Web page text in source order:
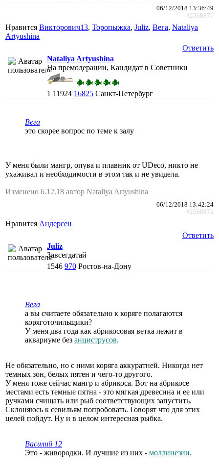
06/12/2018 13:36:49
#2568871
Нравится Викторович13, Торопыжка, Juliz, Вега, Nataliya
Artyushina
Ответить
Nataliya Artyushina
На премодерации, Кандидат в Советники
1 11924 16825 Санкт-Петербург
Вега
это скорее вопрос по теме к залу
У меня были мангр, опува и плавник от UDeco, никто не
ухаживал и необходимости в этом так и не увидела.
Изменено 6.12.18 автор Nataliya Artyushina
06/12/2018 13:42:24
#2568872
Нравится Андерсен
Ответить
Juliz
Завсегдатай
1546 970 Ростов-на-Дону
Вега
а вы считаете обязательно к коряге полагаются
коряготочильщики?
У меня два года как абрикосовая ветка лежит в
аквариуме без анциструсов.
Не обязательно, но с ними коряга аккуратней. Никогда нет
темных зон, белых пятен и чего-то другого.
У меня тоже сейчас мангр и абрикоса. Вот на абрикосе
местами есть темные пятна - это мягкая древесина и ее или
ручками счищать или рыб соответствующих запустить.
Склоняюсь к севильям попробовать. Говорят что для этих
целей пойдут. Ну и в целом интересная рыбка.
Василий 12
Это - живородки. И лучшие из них - моллинезии.